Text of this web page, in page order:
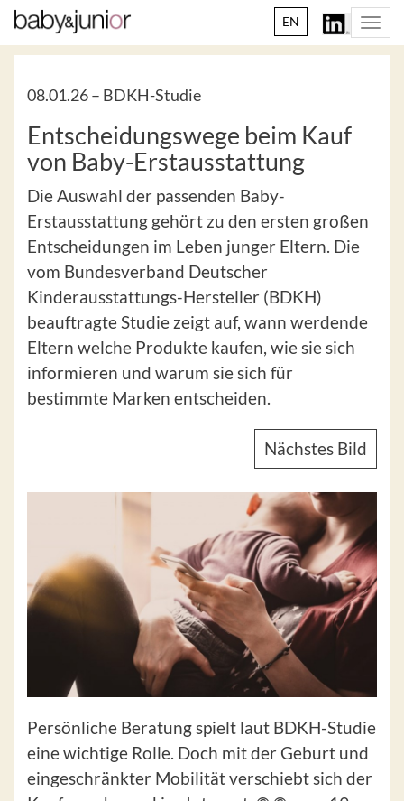
EN
08.01.26 – BDKH-Studie
Entscheidungswege beim Kauf
von Baby-Erstausstattung
Die Auswahl der passenden Baby-
Erstausstattung gehört zu den ersten großen
Entscheidungen im Leben junger Eltern. Die
vom Bundesverband Deutscher
Kinderausstattungs-Hersteller (BDKH)
beauftragte Studie zeigt auf, wann werdende
Eltern welche Produkte kaufen, wie sie sich
informieren und warum sie sich für
bestimmte Marken entscheiden.
Nächstes Bild
Persönliche Beratung spielt laut BDKH-Studie
eine wichtige Rolle. Doch mit der Geburt und
eingeschränkter Mobilität verschiebt sich der